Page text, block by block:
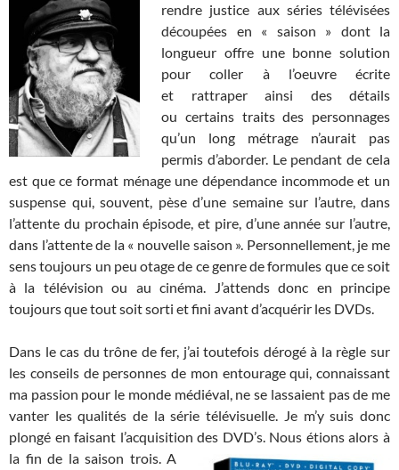
rendre justice aux séries télévisées
découpées en « saison » dont la
longueur offre une bonne solution
pour coller à l’oeuvre écrite
et rattraper ainsi des détails
ou certains traits des personnages
qu’un long métrage n’aurait pas
permis d’aborder. Le pendant de cela
est que ce format ménage une dépendance incommode et un
suspense qui, souvent, pèse d’une semaine sur l’autre, dans
l’attente du prochain épisode, et pire, d’une année sur l’autre,
dans l’attente de la « nouvelle saison ». Personnellement, je me
sens toujours un peu otage de ce genre de formules que ce soit
à la télévision ou au cinéma. J’attends donc en principe
toujours que tout soit sorti et fini avant d’acquérir les DVDs.
Dans le cas du trône de fer, j’ai toutefois dérogé à la règle sur
les conseils de personnes de mon entourage qui, connaissant
ma passion pour le monde médiéval, ne se lassaient pas de me
vanter les qualités de la série télévisuelle. Je m’y suis donc
plongé en faisant l’acquisition des DVD’s. Nous étions alors à
la fin de la saison trois. A